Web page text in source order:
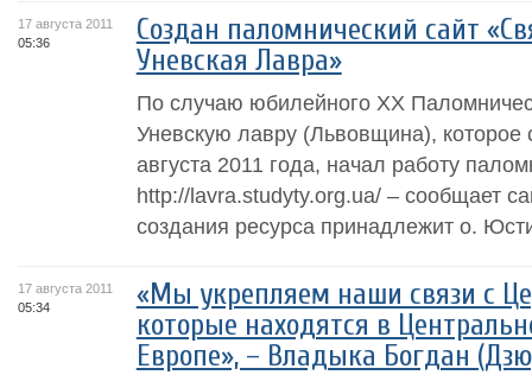
17 августа 2011
05:36
Создан паломнический сайт
Уневская Лавра»
По случаю юбилейного XX
Уневскую лавру (Львовщина), которое
августа 2011 года, начал работу
http://lavra.studyty.org.ua/ – сообщает
создания ресурса принадлежит о.
17 августа 2011
05:34
«Мы укрепляем наши связи с
которые находятся в
Европе», – Владыка Богдан